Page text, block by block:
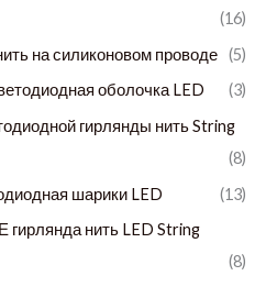
(16)
на силиконовом проводе
(5)
оболочка LED
(3)
гирлянды нить String
(8)
шарики LED
(13)
нить LED String
(8)